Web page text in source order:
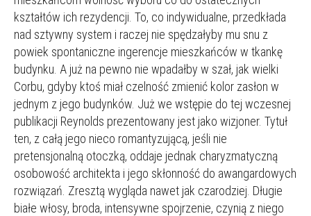
kształtów ich rezydencji. To, co indywidualne, przedkłada
nad sztywny system i raczej nie spędzałyby mu snu z
powiek spontaniczne ingerencje mieszkańców w tkankę
budynku. A już na pewno nie wpadałby w szał, jak wielki
Corbu, gdyby ktoś miał czelność zmienić kolor zasłon w
jednym z jego budynków. Już we wstępie do tej wczesnej
publikacji Reynolds prezentowany jest jako wizjoner. Tytuł
ten, z całą jego nieco romantyzującą, jeśli nie
pretensjonalną otoczką, oddaje jednak charyzmatyczną
osobowość architekta i jego skłonność do awangardowych
rozwiązań. Zresztą wygląda nawet jak czarodziej. Długie
białe włosy, broda, intensywne spojrzenie, czynią z niego